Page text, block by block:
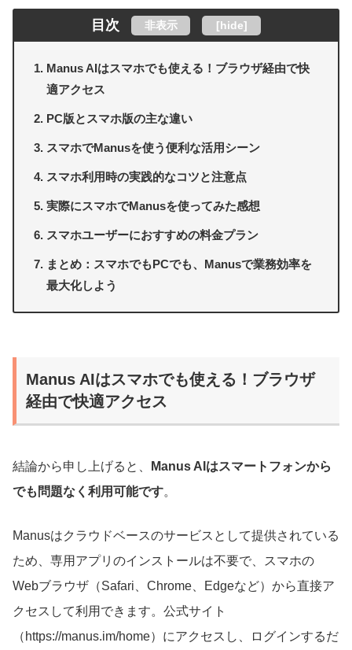
目次 非表示 [hide]
Manus AIはスマホでも使える！ブラウザ経由で快
適アクセス
PC版とスマホ版の主な違い
スマホでManusを使う便利な活用シーン
スマホ利用時の実践的なコツと注意点
実際にスマホでManusを使ってみた感想
スマホユーザーにおすすめの料金プラン
まとめ：スマホでもPCでも、Manusで業務効率を
最大化しよう
Manus AIはスマホでも使える！ブラウザ
経由で快適アクセス
結論から申し上げると、
Manus AIはスマートフォンから
でも問題なく利用可能です。
Manusはクラウドベースのサービスとして提供されている
ため、専用アプリのインストールは不要で、スマホの
Webブラウザ（Safari、Chrome、Edgeなど）から直接ア
クセスして利用できます。公式サイト
（https://manus.im/home）にアクセスし、ログインするだ